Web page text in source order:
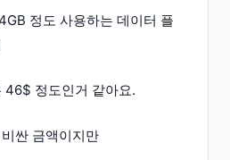
정도 사용하는 데이터 플
46$ 정도인거 같아요.
싼 금액이지만